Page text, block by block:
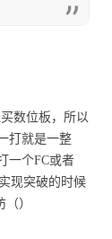
数位板，所以
打就是一整
一个FC或者
现突破的时候
）